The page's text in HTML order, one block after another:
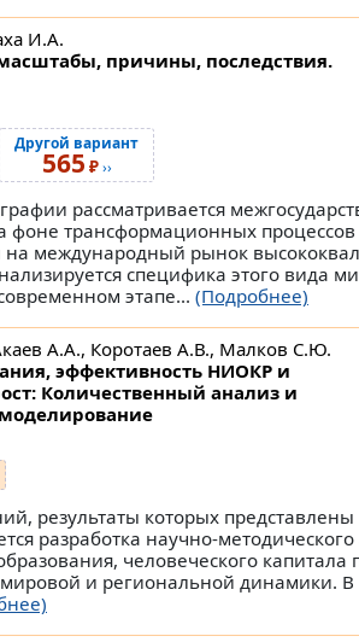
И.А.
причины, последствия.
Другой вариант
565 ₽››
рассматривается
фоне трансформационных процессов
на международный рынок
специфика этого вида
этапе... (Подробнее)
А.А., Коротаев А.В., Малков С.Ю.
эффективность НИОКР и
Количественный анализ и
результаты которых
разработка научно-
человеческого
и региональной динамики.